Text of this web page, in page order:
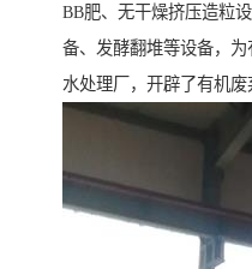
BB肥、无干燥挤压造粒
备、发酵翻堆等设备，
水处理厂，开辟了有机废